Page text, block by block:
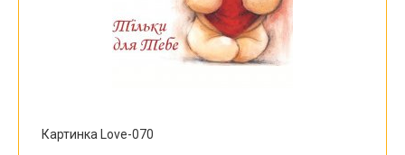
Картинка Love-070